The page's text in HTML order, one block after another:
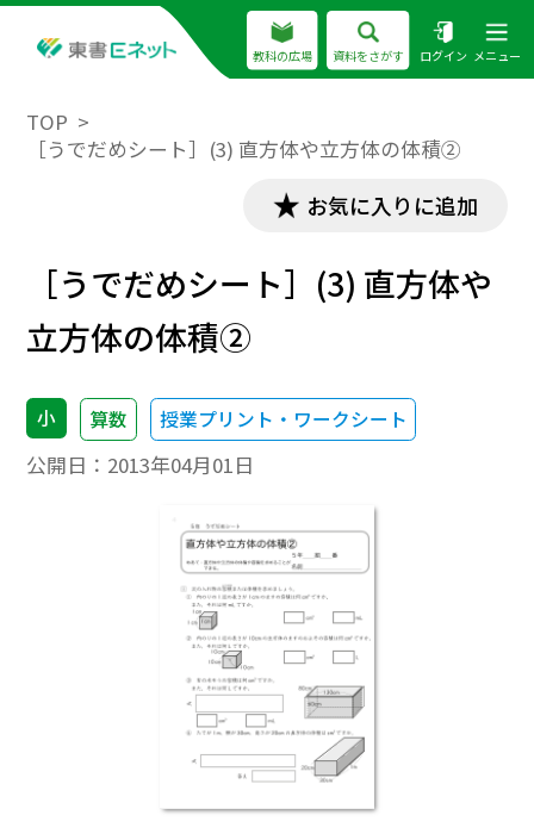
教科の広場 資料をさがす ログイン メニュー
TOP
［うでだめシート］(3) 直方体や立方体の体積②
お気に入りに追加
［うでだめシート］(3) 直方体や
立方体の体積②
小 算数 授業プリント・ワークシート
公開日： 2013年04月01日